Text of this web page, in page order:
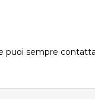
puoi sempre